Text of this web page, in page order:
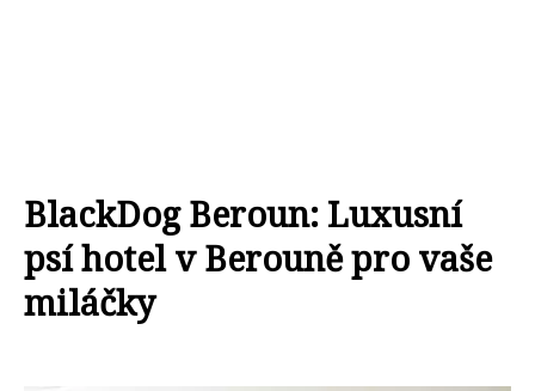
BlackDog Beroun: Luxusní
psí hotel v Berouně pro vaše
miláčky